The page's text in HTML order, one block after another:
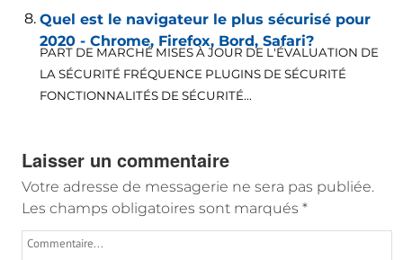
Quel est le navigateur le plus sécurisé pour
2020 - Chrome, Firefox, Bord, Safari?
PART DE MARCHÉ MISES À JOUR DE L'ÉVALUATION DE
LA SÉCURITÉ FRÉQUENCE PLUGINS DE SÉCURITÉ
FONCTIONNALITÉS DE SÉCURITÉ...
Laisser un commentaire
Votre adresse de messagerie ne sera pas publiée.
Les champs obligatoires sont marqués *